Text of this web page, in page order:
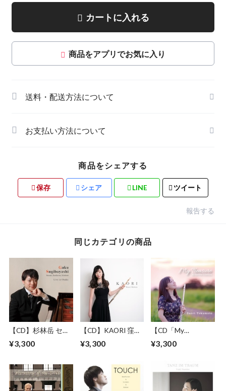
カートに入れる
商品をアプリでお気に入り
送料・配送方法について
お支払い方法について
商品をシェアする
保存 シェア LINE ツイート
報告する
同じカテゴリの商品
【CD】杉林岳 セカ
「Live in Osaka」
¥3,300
【CD】KAORI 窪田
ルバム
¥3,300
【CD「My
Favorite
早織 ファーストア
ルバム
¥3,300